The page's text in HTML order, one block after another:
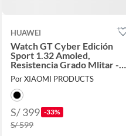
HUAWEI
Watch GT Cyber Edición
Sport 1.32 Amoled,
Resistencia Grado Mlitar -
Negro
Por XIAOMI PRODUCTS
S/ 399 -33%
S/ 599